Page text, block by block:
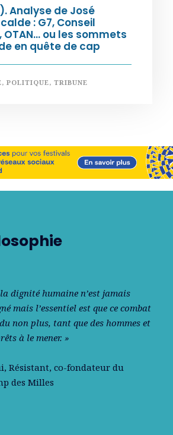
Analyse de José
: G7, Conseil
OTAN… ou les sommets
en quête de cap
, POLITIQUE, TRIBUNE
dignité humaine n’est jamais
mais l’essentiel est que ce combat
non plus, tant que des hommes et
à le mener. »
, Résistant, co-fondateur du
des Milles